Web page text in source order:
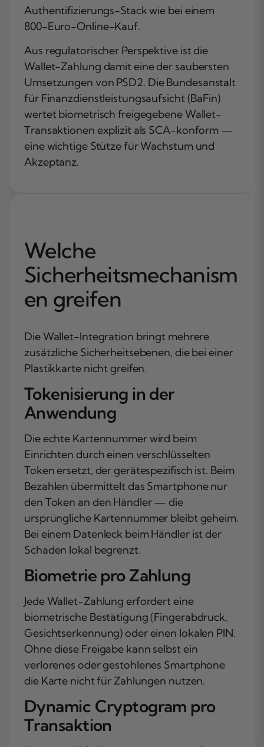
Authentifizierungs-Stack wie bei einem
800-Euro-Online-Kauf.
Aus regulatorischer Perspektive ist die
Wallet-Zahlung damit eine der saubersten
Umsetzungen von PSD2. Die Bundesanstalt
für Finanzdienstleistungsaufsicht (BaFin)
wertet biometrisch freigegebene Wallet-
Transaktionen explizit als SCA-konform —
eine wichtige Stütze für Wachstum und
Akzeptanz.
Welche
Sicherheitsmechanism
en greifen
Die Wallet-Integration bringt mehrere
zusätzliche Sicherheitsebenen, die bei einer
Plastikkarte nicht greifen.
Tokenisierung in der
Anwendung
Die echte Kartennummer wird beim
Einrichten durch einen verschlüsselten
Token ersetzt, der gerätespezifisch ist. Beim
Bezahlen übermittelt das Smartphone nur
den Token an den Händler — die
ursprüngliche Kartennummer bleibt geheim.
Bei einem Datenleck beim Händler ist der
Schaden lokal begrenzt.
Biometrie pro Zahlung
Jede Wallet-Zahlung erfordert eine
biometrische Bestätigung (Fingerabdruck,
Gesichtserkennung) oder einen lokalen PIN.
Ohne diese Freigabe kann selbst ein
verlorenes oder gestohlenes Smartphone
die Karte nicht für Zahlungen nutzen.
Dynamic Cryptogram pro
Transaktion